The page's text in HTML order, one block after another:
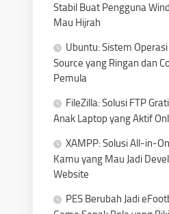
Stabil Buat Pengguna
Mau Hijrah
Ubuntu: Sistem Operasi
Source yang Ringan dan
Pemula
FileZilla: Solusi FTP
Anak Laptop yang Aktif
XAMPP: Solusi All-in-
Kamu yang Mau Jadi
Website
PES Berubah Jadi